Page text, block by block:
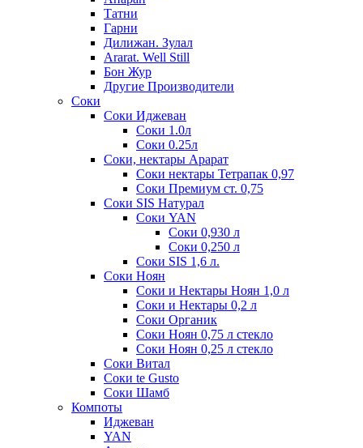
Татни
Гарни
Дилижан. Зулал
Ararat. Well Still
Бон Жур
Другие Производители
Соки
Соки Иджеван
Соки 1.0л
Соки 0.25л
Соки, нектары Арарат
Соки нектары Тетрапак 0,97
Соки Премиум ст. 0,75
Соки SIS Натурал
Соки YAN
Соки 0,930 л
Соки 0,250 л
Соки SIS 1,6 л.
Соки Ноян
Соки и Нектары Ноян 1,0 л
Соки и Нектары 0,2 л
Соки Органик
Соки Ноян 0,75 л стекло
Соки Ноян 0,25 л стекло
Соки Витал
Соки te Gusto
Соки Шамб
Компоты
Иджеван
YAN